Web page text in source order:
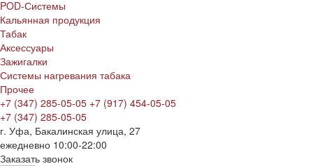
POD-Системы
Кальянная продукция
Табак
Аксессуары
Зажигалки
Системы нагревания табака
Прочее
+7 (347) 285-05-05 +7 (917) 454-05-05
+7 (347) 285-05-05
г. Уфа, Бакалинская улица, 27
ежедневно 10:00-22:00
Заказать звонок